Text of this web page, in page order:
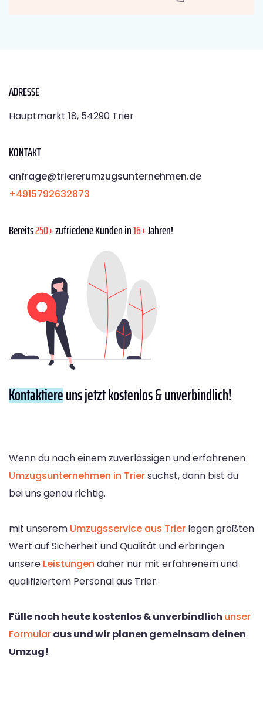
ADRESSE
Hauptmarkt 18, 54290 Trier
KONTAKT
anfrage@triererumzugsunternehmen.de
+4915792632873
Bereits250+zufriedene Kunden in16+Jahren!
Kontaktiereuns jetzt kostenlos & unverbindlich!
Wenn du nach einem zuverlässigen und erfahrenen
Umzugsunternehmen in Triersuchst, dann bist du
bei uns genau richtig.
mit unserem Umzugsservice aus Trier legen größten
Wert auf Sicherheit und Qualität und erbringen
unsere Leistungen daher nur mit erfahrenem und
qualifiziertem Personal aus Trier.
Fülle noch heute kostenlos & unverbindlich unser
Formularaus und wir planen gemeinsam deinen
Umzug!